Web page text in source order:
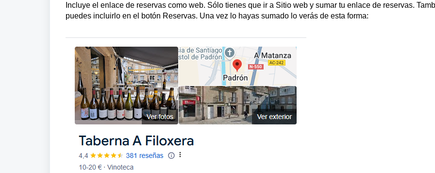
Incluye el enlace de reservas como web. Sólo tienes que ir a Sitio web y sumar tu enlace de reservas.
puedes incluirlo en el botón Reservas. Una vez lo hayas sumado lo verás de esta forma: